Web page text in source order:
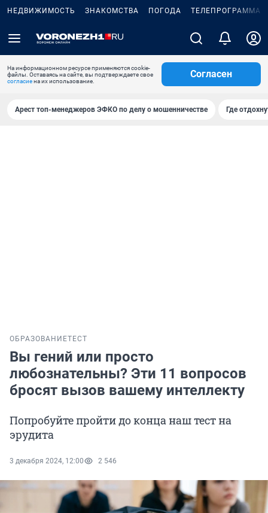
НЕДВИЖИМОСТЬ ЗНАКОМСТВА ПОГОДА ТЕЛЕПРОГРАММА
На информационном ресурсе применяются cookie-
файлы. Оставаясь на сайте, вы подтверждаете свое
согласиена их использование.
Согласен
Арест топ-менеджеров ЭФКО по делу о мошенничестве Где
ОБРАЗОВАНИЕТЕСТ
Вы гений или просто
любознательны? Эти 11 вопросов
бросят вызов вашему интеллекту
Попробуйте пройти до конца наш тест на
эрудита
3 декабря 2024, 12:00 2 546